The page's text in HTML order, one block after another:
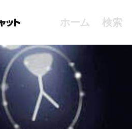
ホーム 検索